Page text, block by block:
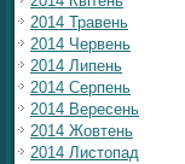
2014 Травень
2014 Червень
2014 Липень
2014 Серпень
2014 Вересень
2014 Жовтень
2014 Листопад